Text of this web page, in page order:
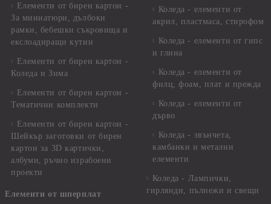
Елементи от бирен картон -
За миниатюри, дълбоки
рамки, бебешки съкровища и
екслоадиращи кутии
Елементи от бирен картон -
Коледа и Зима
Елементи от бирен картон -
Тематични комплекти
Елементи от бирен картон -
Шейкър заготовки от бирен
картон за 3D картички,
албуми, ръчно израбоени
проекти
Елементи от шперплат
Коледа - елементи от
акрил, пластмаса, стирофом
Коледа - елементи от гипс
и глина
Коледа - елементи от
филц, фоам, плат и прежда
Коледа - елементи от
дърво
Коледа - звънчета,
камбанки и метални
елементи
Коледа - Лампички,
гирлянди, пълнежи и свещи